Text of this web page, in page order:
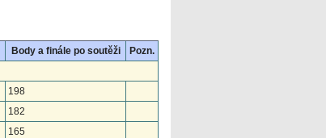
Body a finále po soutěži
Pozn.
198
182
165